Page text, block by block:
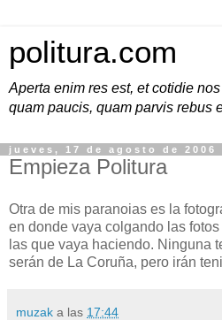
politura.com
Aperta enim res est, et cotidie
quam paucis, quam parvis rebus
jueves, 17 de agosto de 2006
Empieza Politura
Otra de mis paranoias es la
en donde vaya colgando las
las que vaya haciendo. Ninguna
serán de La Coruña, pero irán
muzak a las 17:44